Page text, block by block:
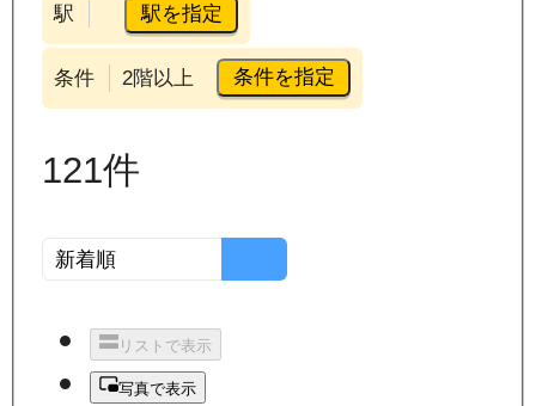
駅 駅を指定
条件 2階以上 条件を指定
121件
リストで表示
写真で表示